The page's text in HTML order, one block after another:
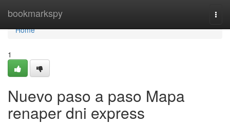
bookmarkspy
Home
Home
1
Nuevo paso a paso Mapa
renaper dni express